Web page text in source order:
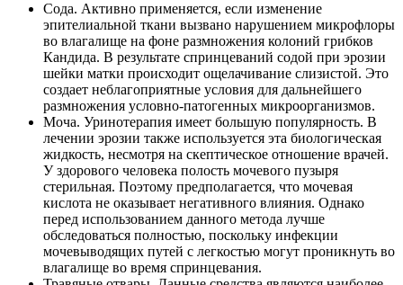
Сода. Активно применяется, если изменение
эпителиальной ткани вызвано нарушением микрофлоры
во влагалище на фоне размножения колоний грибков
Кандида. В результате спринцеваний содой при эрозии
шейки матки происходит ощелачивание слизистой. Это
создает неблагоприятные условия для дальнейшего
размножения условно-патогенных микроорганизмов.
Моча. Уринотерапия имеет большую популярность. В
лечении эрозии также используется эта биологическая
жидкость, несмотря на скептическое отношение врачей.
У здорового человека полость мочевого пузыря
стерильная. Поэтому предполагается, что мочевая
кислота не оказывает негативного влияния. Однако
перед использованием данного метода лучше
обследоваться полностью, поскольку инфекции
мочевыводящих путей с легкостью могут проникнуть во
влагалище во время спринцевания.